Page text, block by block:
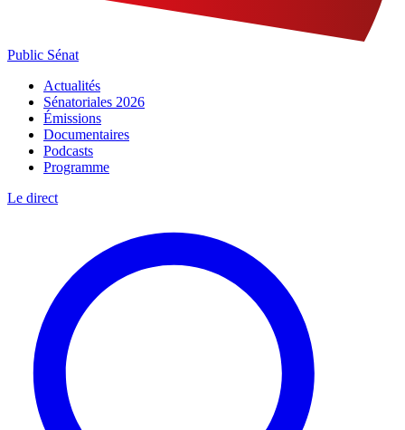
Public Sénat
Actualités
Sénatoriales 2026
Émissions
Documentaires
Podcasts
Programme
Le direct